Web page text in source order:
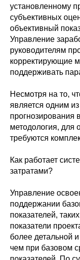
установленному
субъективных
объективный
Управление
руководителям
корректирующие
поддерживать
Несмотря на то,
является одним
прогнозирования
методология, для
требуются
Как работает
затратами?
Управление
поддержании
показателей,
показатели
более детальной
чем при базовом